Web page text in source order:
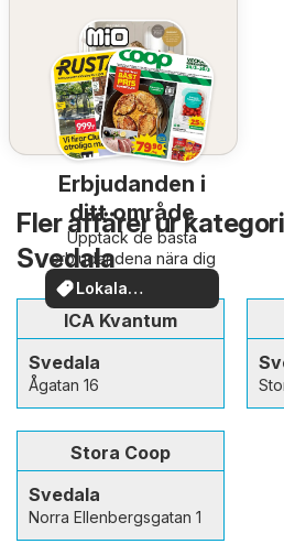
Erbjudanden i
ditt område
Upptäck de bästa
erbjudandena nära dig
Lokala
erbjudanden
Fler affärer ur
Svedala
ICA Kvantum
Svedala
Ågatan 16
Stora Coop
Svedala
Norra Ellenbergsgatan 1